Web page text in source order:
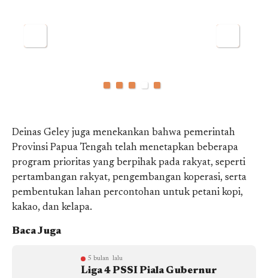
Deinas Geley juga menekankan bahwa pemerintah
Provinsi Papua Tengah telah menetapkan beberapa
program prioritas yang berpihak pada rakyat, seperti
pertambangan rakyat, pengembangan koperasi, serta
pembentukan lahan percontohan untuk petani kopi,
kakao, dan kelapa.
Baca Juga
5 bulan lalu
Liga 4 PSSI Piala Gubernur